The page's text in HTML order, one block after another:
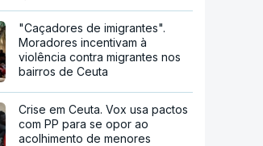
"Caçadores de imigrantes".
Moradores incentivam à
violência contra migrantes nos
bairros de Ceuta
Crise em Ceuta. Vox usa pactos
com PP para se opor ao
acolhimento de menores